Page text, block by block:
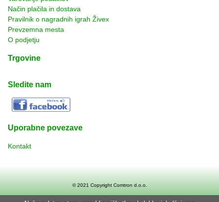
Način plačila in dostava
Pravilnik o nagradnih igrah Živex
Prevzemna mesta
O podjetju
Trgovine
Sledite nam
Uporabne povezave
Kontakt
© 2021 Copyright Comtron d.o.o.